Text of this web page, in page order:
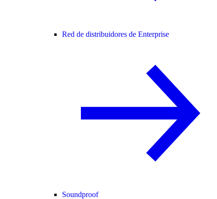
Red de distribuidores de Enterprise
Soundproof